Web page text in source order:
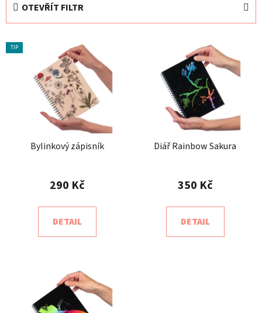
n
í
p
OTEVŘÍT FILTR
V
ý
TIP
Bylinkový zápisník
290 Kč
DETAIL
Diář Rainbow Sakura
350 Kč
DETAIL